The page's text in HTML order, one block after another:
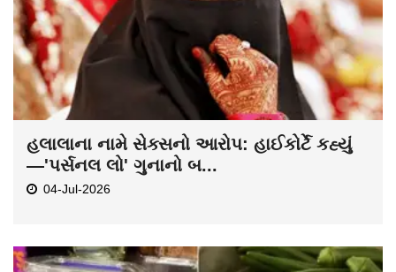
હલાલાના નામે સેક્સનો આરોપ: હાઈકોર્ટે કહ્યું
—'પર્સનલ લો' ગુનાનો બ...
04-Jul-2026